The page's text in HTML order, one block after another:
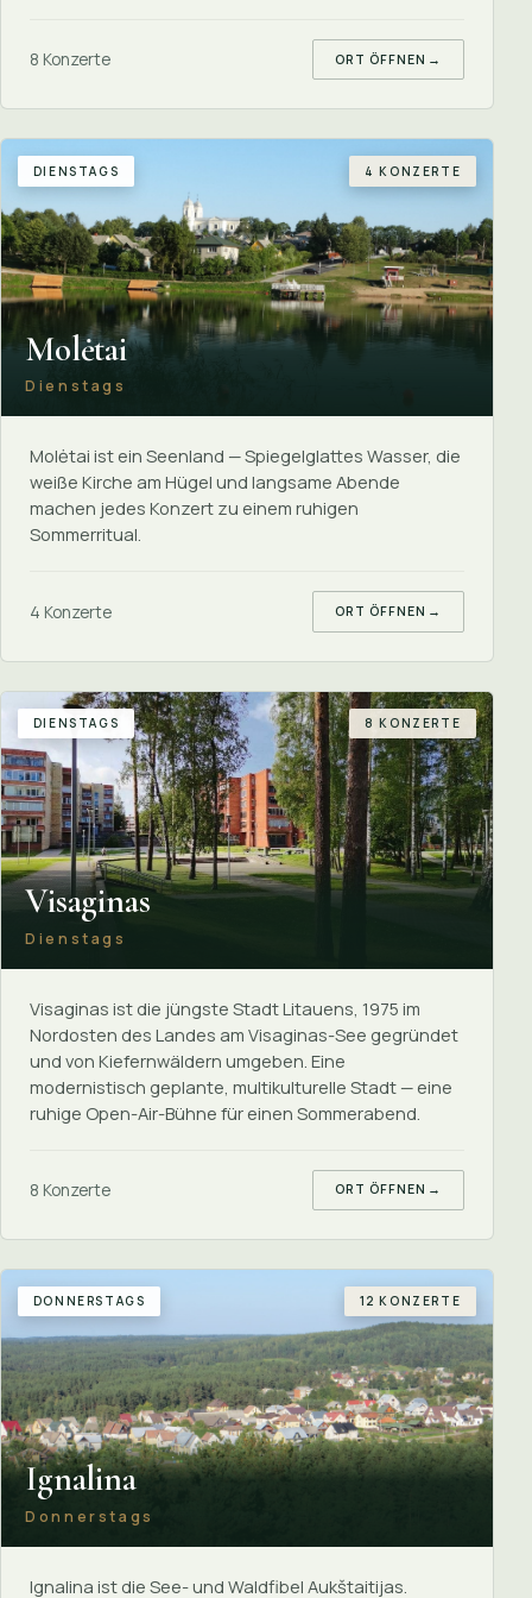
8 Konzerte ORT ÖFFNEN →
DIENSTAGS 4 KONZERTE
Molėtai
Dienstags
Molėtai ist ein Seenland — Spiegelglattes Wasser, die
weiße Kirche am Hügel und langsame Abende
machen jedes Konzert zu einem ruhigen
Sommerritual.
4 Konzerte ORT ÖFFNEN →
DIENSTAGS 8 KONZERTE
Visaginas
Dienstags
Visaginas ist die jüngste Stadt Litauens, 1975 im
Nordosten des Landes am Visaginas-See gegründet
und von Kiefernwäldern umgeben. Eine
modernistisch geplante, multikulturelle Stadt — eine
ruhige Open-Air-Bühne für einen Sommerabend.
8 Konzerte ORT ÖFFNEN →
DONNERSTAGS 12 KONZERTE
Ignalina
Donnerstags
Ignalina ist die See- und Waldfibel Aukštaitijas.